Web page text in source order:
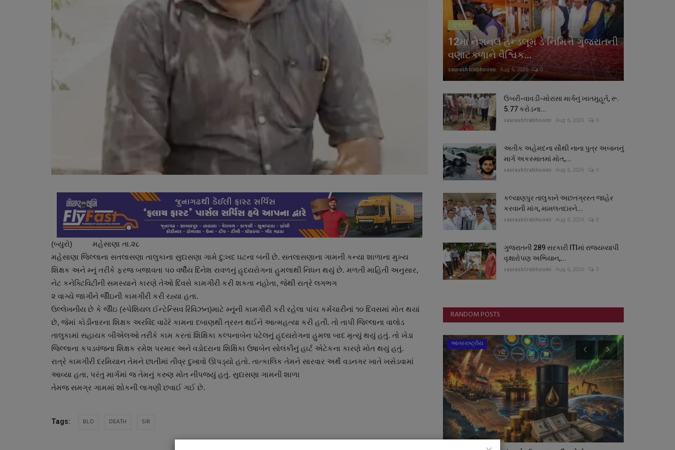
(બ્યુરો) મહેસાણા તા.૨૮
મહેસાણા જિલ્લાના સતલાસણા તાલુકાના સુદાસણા ગામે દુ:ખદ ઘટના બની છે. સતલાસણાના ગામની કન્યા શાળાના મુખ્ય
શિક્ષક અને મ્ન્ર્ં તરીકે ફરજ બજાવતા ૫૦ વર્ષીય દિનેશ રાવળનું હૃદયરોગના હુમલાથી નિધન થયું છે. મળતી માહિતી અનુસાર,
નેટ કનેક્ટિવિટીની સમસ્યાને કારણે તેઓ દિવસે કામગીરી કરી શકતા નહોતા, જેથી રાત્રે લગભગ
૨ વાગ્યે જાગીને જીૈંઇની કામગીરી કરી રહ્યા હતા.
ઉલ્લેખનીય છે કે જીૈંઇ (સ્પેશિયલ ઈન્ટેન્સિવ રિવિઝન)માટે મ્ન્ર્ંની કામગીરી કરી રહેલા પાંચ કર્મચારીનાં ૧૦ દિવસમાં મોત થયાં
છે, જેમાં કોડીનારના શિક્ષક અરવિંદ વાઢેરે કામના દબાણથી ત્રસ્ત થઈને આત્મહત્યા કરી હતી. તો તાપી જિલ્લાના વાલોડ
તાલુકામાં સહાયક બીએલઓ તરીકે કામ કરતાં શિક્ષિકા કલ્પનાબેન પટેલનું હૃદયરોગના હુમલા બાદ મૃત્યું થયું હતું. તો ખેડા
જિલ્લાના કપડવંજના શિક્ષક રમેશ પરમાર અને વડોદરાના શિક્ષિકા ઉષાબેન સોલંકીનું હાર્ટ એટેકના કારણે મોત થયું હતું.
રાત્રે કામગીરી દરમિયાન તેમને છાતીમાં તીવ્ર દુખાવો ઊપડ્યો હતો. તાત્કાલિક તેમને સારવાર અર્થે વડનગર ખાતે ખસેડવામાં
આવ્યા હતા, પરંતુ માર્ગમાં જ તેમનું કરુણ મોત નીપજ્યું હતું. સુદાસણા ગામની શાળા
તેમજ સમગ્ર ગામમાં શોકની લાગણી છવાઈ ગઈ છે.
Tags: BLO DEATH SIR
ગુજરાત
12મા નેશનલ હેન્ડલૂમ ડે નિમિત્તે ગુજરાતની
વણાટકળાને વૈશ્વિક...
saurashtrabhoomi Aug 6, 2026 0
ઉંબરી-વાવડી-મોરાસા માર્ગનું ખાતમુહૂર્ત, રૂ.
5.77 કરોડના...
saurashtrabhoomi Aug 6, 2026 0
અતીક અહેમદના સૌથી નાના પુત્ર અબાનનું
માર્ગ અકસ્માતમાં મોત,...
saurashtrabhoomi Aug 6, 2026 0
કલ્યાણપુર તાલુકાને અછતગ્રસ્ત જાહેર
કરવાની માંગ, મામલતદારને...
saurashtrabhoomi Aug 6, 2026 0
ગુજરાતની 289 સરકારી ITIમાં રાજ્યવ્યાપી
વૃક્ષારોપણ અભિયાન,...
saurashtrabhoomi Aug 6, 2026 0
RANDOM POSTS
ગુનાખોરી જુનાગઢ આંતરરાષ્ટ્રીય